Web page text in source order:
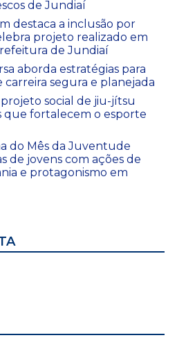
de Jundiaí
destaca a inclusão por
projeto realizado em
de Jundiaí
aborda estratégias para
carreira segura e planejada
social de jiu-jítsu
que fortalecem o esporte
do Mês da Juventude
de jovens com ações de
e protagonismo em